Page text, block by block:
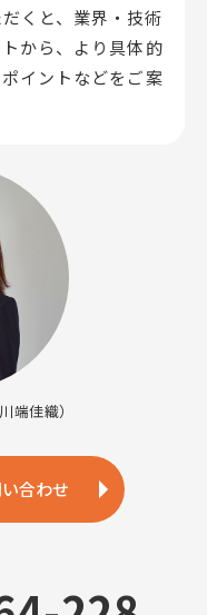
くと、業界・技術
から、 より具体的
イントなどをご案
端佳織）
合わせ